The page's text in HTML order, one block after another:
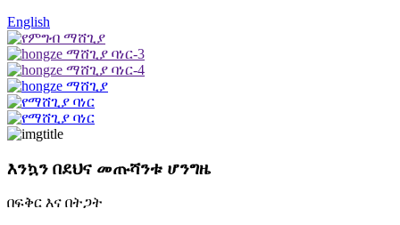
English
እንኳን በደህና መጡሻንቱ ሆንግዜ
በፍቅር እና በትጋት